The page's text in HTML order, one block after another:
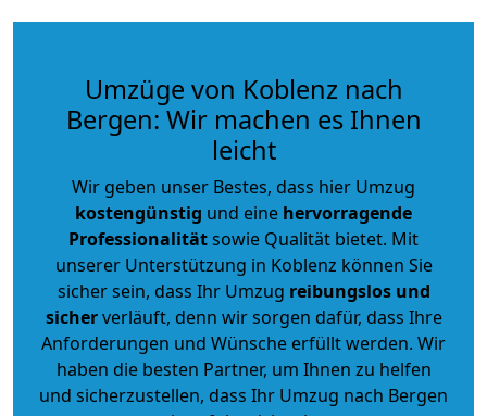
Umzüge von Koblenz nach
Bergen: Wir machen es Ihnen
leicht
Wir geben unser Bestes, dass hier Umzug
kostengünstig und eine hervorragende
Professionalitätsowie Qualität bietet. Mit
unserer Unterstützung in Koblenz können Sie
sicher sein, dass Ihr Umzug reibungslos und
sicherverläuft, denn wir sorgen dafür, dass Ihre
Anforderungen und Wünsche erfüllt werden. Wir
haben die besten Partner, um Ihnen zu helfen
und sicherzustellen, dass Ihr Umzug nach Bergen